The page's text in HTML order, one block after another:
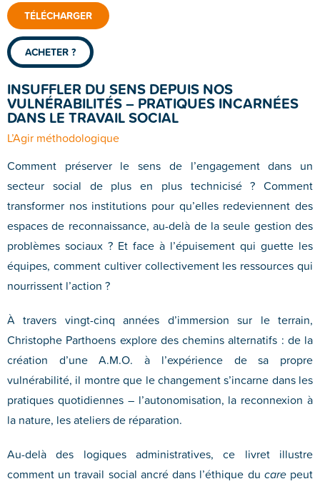
TÉLÉCHARGER
ACHETER ?
INSUFFLER DU SENS DEPUIS NOS
VULNÉRABILITÉS – PRATIQUES INCARNÉES
DANS LE TRAVAIL SOCIAL
L’Agir méthodologique
Comment préserver le sens de l’engagement dans un
secteur social de plus en plus technicisé ? Comment
transformer nos institutions pour qu’elles redeviennent des
espaces de reconnaissance, au-delà de la seule gestion des
problèmes sociaux ? Et face à l’épuisement qui guette les
équipes, comment cultiver collectivement les ressources qui
nourrissent l’action ?
À travers vingt-cinq années d’immersion sur le terrain,
Christophe Parthoens explore des chemins alternatifs : de la
création d’une A.M.O. à l’expérience de sa propre
vulnérabilité, il montre que le changement s’incarne dans les
pratiques quotidiennes – l’autonomisation, la reconnexion à
la nature, les ateliers de réparation.
Au-delà des logiques administratives, ce livret illustre
comment un travail social ancré dans l’éthique du carepeut